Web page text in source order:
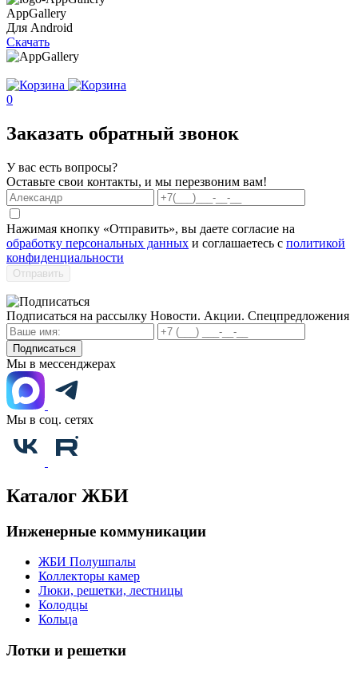
AppGallery
Для Android
Скачать
0
Заказать обратный звонок
У вас есть вопросы?
Оставьте свои контакты, и мы перезвоним вам!
Нажимая кнопку «Отправить», вы даете согласие на
обработку персональных данных и соглашаетесь с политикой
конфиденциальности
Отправить
Подписаться на рассылку Новости. Акции. Спецпредложения
Подписаться
Мы в мессенджерах
Мы в соц. сетях
Каталог ЖБИ
Инженерные коммуникации
ЖБИ Полушпалы
Коллекторы камер
Люки, решетки, лестницы
Колодцы
Кольца
Лотки и решетки